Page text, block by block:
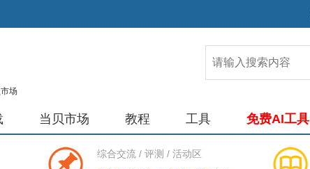
当贝市场 教程 工具 免费AI工具
综合交流 / 评测 / 活动区